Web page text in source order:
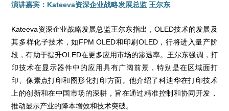
演讲嘉宾：Kateeva资深企业战略发展总监 王尔东
Kateeva资深企业战略发展总监王尔东指出，OLED技术的发展及
其多样化子技术，如FPM OLED和印刷OLED，行将进入量产阶
段，有助于提升OLED在更多应用市场的渗透率。王尔东强调，打
印技术在显示器件中的应用具有广阔前景，特别是在区域面打
印、像素点打印和图形化打印方面。他介绍了科迪华在打印技术
上的创新和在中国市场的深耕，旨在通过精准控制和协同开发，
推动显示产业的降本增效和技术突破。